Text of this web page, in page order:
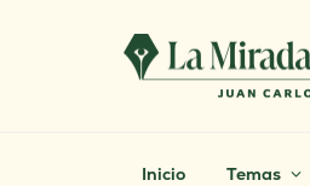
Inicio Temas